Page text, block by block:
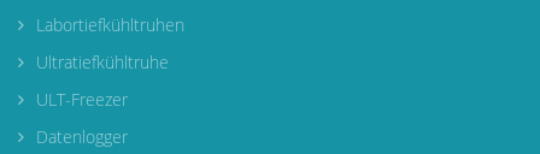
Labortiefkühltruhen
Ultratiefkühltruhe
ULT-Freezer
Datenlogger